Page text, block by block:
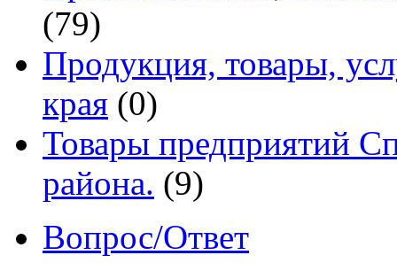
(79)
Продукция, товары,
края (0)
Товары предприятий
района. (9)
Вопрос/Ответ